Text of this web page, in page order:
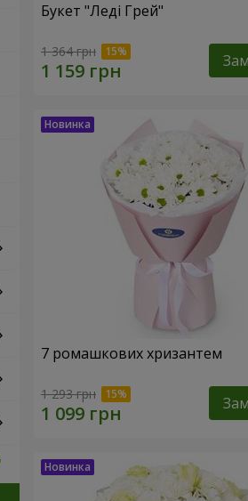
Букет "Леді Грей"
1 364 грн
7 ромашкових хризантем
1 293 грн